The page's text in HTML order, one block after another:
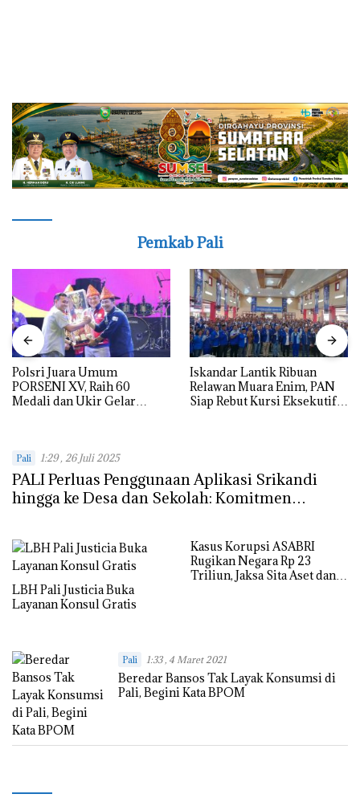
Pemkab Pali
Polsri Juara Umum
PORSENI XV, Raih 60
Medali dan Ukir Gelar
Iskandar Lantik Ribuan
Relawan Muara Enim, PAN
Siap Rebut Kursi Eksekutif
Pali 1:29 , 26 Juli 2025
PALI Perluas Penggunaan Aplikasi Srikandi
hingga ke Desa dan Sekolah: Komitmen
Elektronik
LBH Pali Justicia Buka
Layanan Konsul Gratis
Kasus Korupsi ASABRI
Rugikan Negara Rp 23
Triliun, Jaksa Sita Aset dan
Pali 1:33 , 4 Maret 2021
Beredar Bansos Tak Layak Konsumsi di
Pali, Begini Kata BPOM